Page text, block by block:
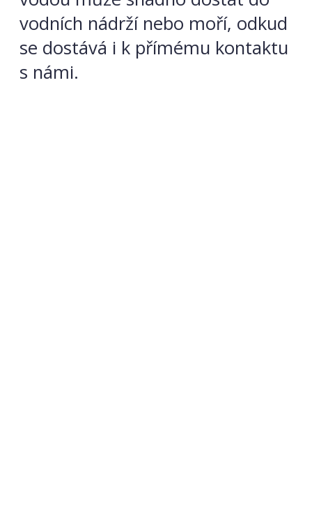
vodních nádrží nebo moří, odkud
se dostává i k přímému kontaktu
s námi.